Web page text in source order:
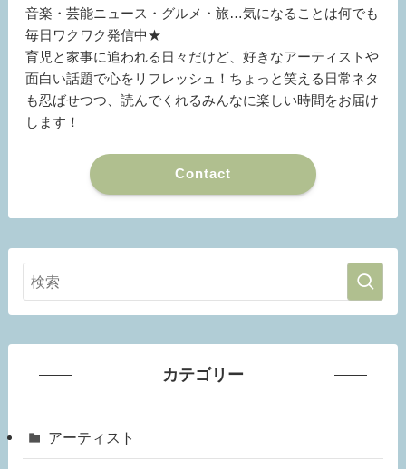
音楽・芸能ニュース・グルメ・旅…気になることは何でも
毎日ワクワク発信中★
育児と家事に追われる日々だけど、好きなアーティストや
面白い話題で心をリフレッシュ！ちょっと笑える日常ネタ
も忍ばせつつ、読んでくれるみんなに楽しい時間をお届け
します！
Contact
カテゴリー
アーティスト